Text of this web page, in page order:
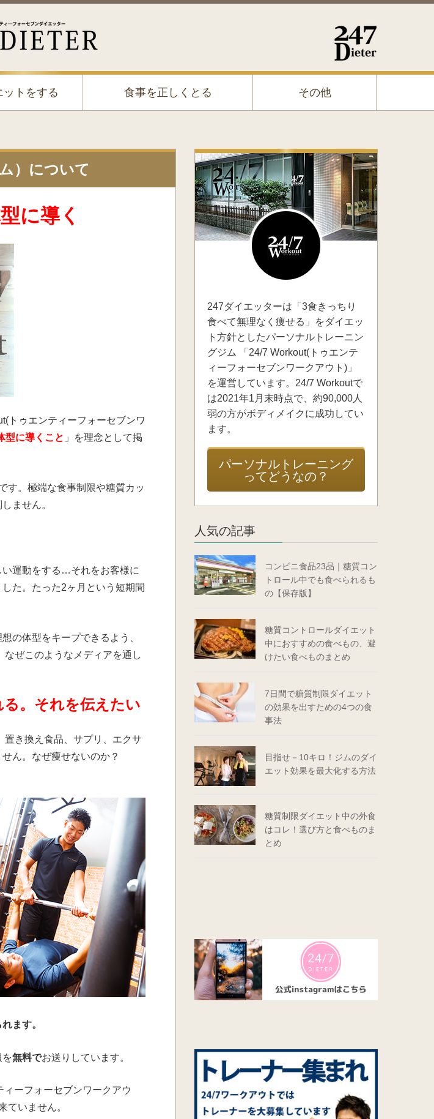
トをする 食事を正しくとる その他
）について
に導く
トゥエンティーフォーセブンワ
型に導くこと 」を理念として掲
す。極端な食事制限や糖質カッ
ません。
い運動をする…それをお客様に
た。たった2ヶ月という短期間
の体型をキープできるよう、
ぜこのようなメディアを通し
。それを伝えたい
き換え食品、サプリ、エクサ
ん。なぜ痩せないのか？
ます。
を無料でお送りしています。
ーフォーセブンワークアウ
ていません。
247ダイエッターは「3食きっちり
食べて無理なく痩せる」をダイエッ
ト方針としたパーソナルトレーニン
グジム 「24/7 Workout(トゥエンテ
ィーフォーセブンワークアウト)」
を運営しています。24/7 Workoutで
は2021年1月末時点で、約90,000人
弱の方がボディメイクに成功してい
ます。
パーソナルトレーニング
ってどうなの？
人気の記事
コンビニ食品23品｜糖質コン
トロール中でも食べられるも
の【保存版】
糖質コントロールダイエット
中におすすめの食べもの、避
けたい食べものまとめ
7日間で糖質制限ダイエット
の効果を出すための4つの食
事法
目指せ－10キロ！ジムのダイ
エット効果を最大化する方法
糖質制限ダイエット中の外食
はコレ！選び方と食べものま
とめ